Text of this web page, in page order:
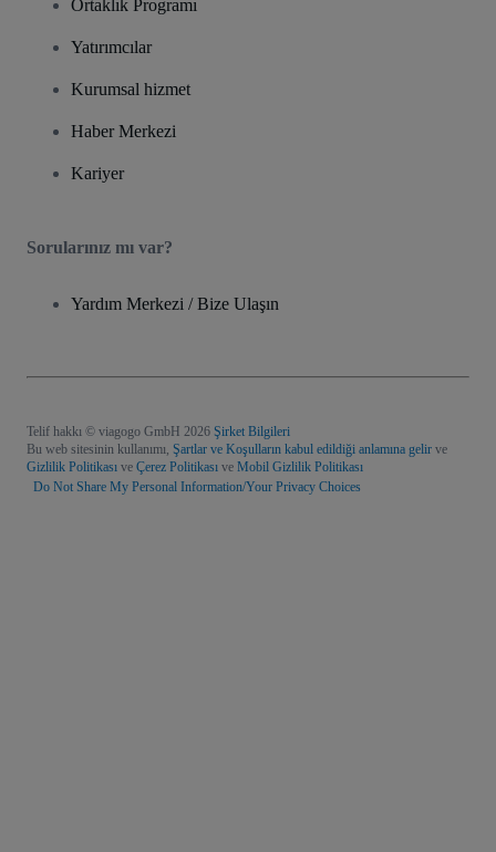
Ortaklık Programı
Yatırımcılar
Kurumsal hizmet
Haber Merkezi
Kariyer
Sorularınız mı var?
Yardım Merkezi / Bize Ulaşın
Telif hakkı © viagogo GmbH 2026 Şirket Bilgileri
Bu web sitesinin kullanımı, Şartlar ve Koşulların kabul edildiği anlamına gelir ve
Gizlilik Politikası ve Çerez Politikası ve Mobil Gizlilik Politikası
Do Not Share My Personal Information/Your Privacy Choices